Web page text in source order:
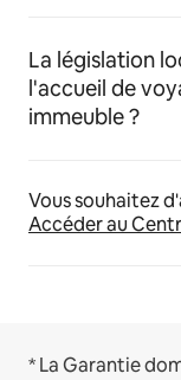
La législation
l'accueil de
immeuble ?
Vous souhaitez
Accéder au
* La Garantie